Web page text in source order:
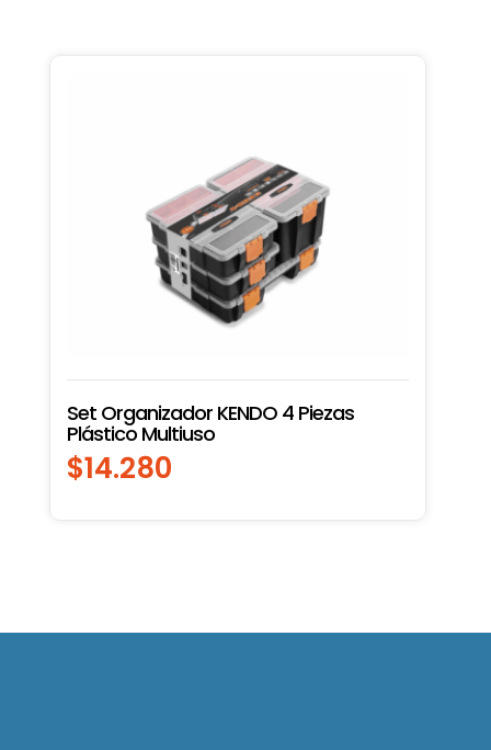
Set Organizador KENDO 4 Piezas
Plástico Multiuso
$14.280